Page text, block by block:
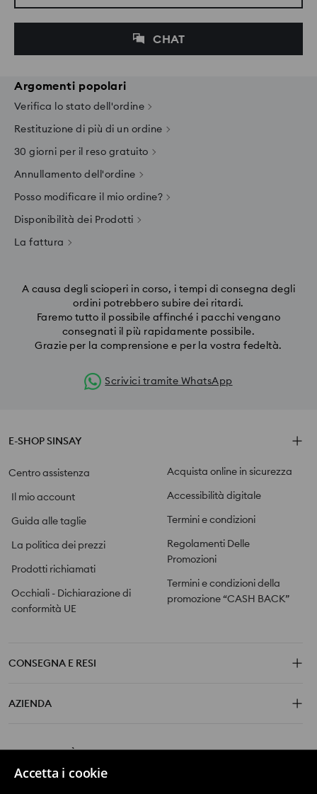
Accetta i cookie
CHAT
Argomenti popolari
Verifica lo stato dell'ordine
Restituzione di più di un ordine
30 giorni per il reso gratuito
Annullamento dell'ordine
Posso modificare il mio ordine?
Disponibilità dei Prodotti
La fattura
A causa degli scioperi in corso, i tempi di consegna degli
ordini potrebbero subire dei ritardi.
Faremo tutto il possibile affinché i pacchi vengano
consegnati il più rapidamente possibile.
Grazie per la comprensione e per la vostra fedeltà.
Scrivici tramite WhatsApp
E-SHOP SINSAY
Centro assistenza
Il mio account
Guida alle taglie
La politica dei prezzi
Prodotti richiamati
Occhiali - Dichiarazione di
conformità UE
Acquista online in sicurezza
Accessibilità digitale
Termini e condizioni
Regolamenti Delle
Promozioni
Termini e condizioni della
promozione “CASH BACK”
CONSEGNA E RESI
AZIENDA
SCOPRI DI PIÙ SU SINSAY